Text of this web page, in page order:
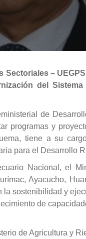
Sectoriales –
del Sistema
de
programas y
tiene a su
para el Desarrollo
Nacional, el
Ayacucho,
la sostenibilidad y
de
de Agricultura y